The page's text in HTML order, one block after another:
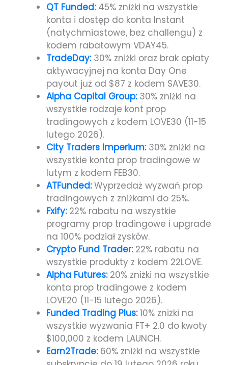
QT Funded:45% zniżki na wszystkie
konta i dostęp do konta Instant
(natychmiastowe, bez challengu) z
kodem rabatowym VDAY45.
TradeDay:30% zniżki oraz brak opłaty
aktywacyjnej na konta Day One
payout już od $87 z kodem SAVE30.
Alpha Capital Group:30% zniżki na
wszystkie rodzaje kont prop
tradingowych z kodem LOVE30 (11-15
lutego 2026).
City Traders Imperium:30% zniżki na
wszystkie konta prop tradingowe w
lutym z kodem FEB30.
ATFunded:Wyprzedaż wyzwań prop
tradingowych z zniżkami do 25%.
Fxify:22% rabatu na wszystkie
programy prop tradingowe i upgrade
na 100% podział zysków.
Crypto Fund Trader:22% rabatu na
wszystkie produkty z kodem 22LOVE.
Alpha Futures:20% zniżki na wszystkie
konta prop tradingowe z kodem
LOVE20 (11-15 lutego 2026).
Funded Trading Plus:10% zniżki na
wszystkie wyzwania FT+ 2.0 do kwoty
$100,000 z kodem LAUNCH.
Earn2Trade:60% zniżki na wszystkie